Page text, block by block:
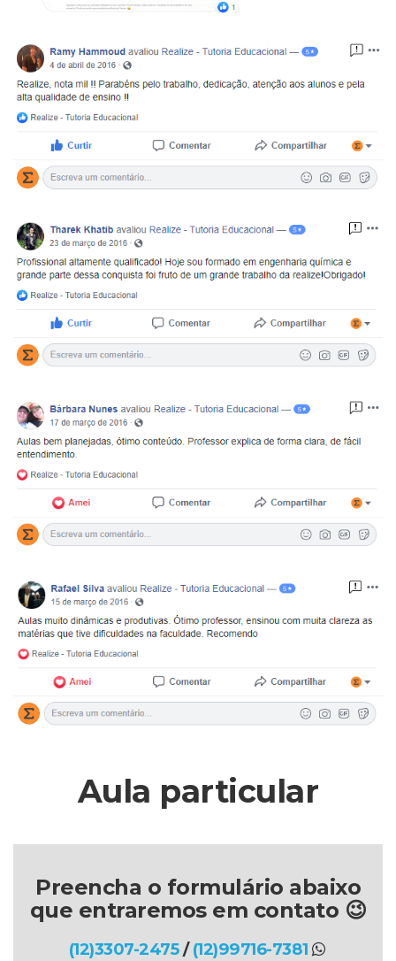
Aula particular
Preencha o formulário abaixo
que entraremos em contato 😉
(12)3307-2475/(12)99716-7381